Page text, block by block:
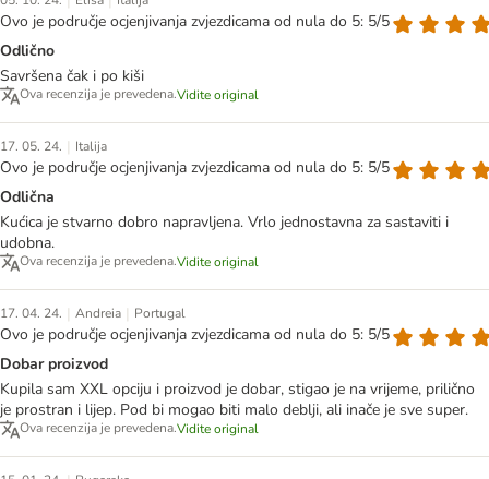
Ovo je područje ocjenjivanja zvjezdicama od nula do 5: 5/5
Odlično
Savršena čak i po kiši
Ova recenzija je prevedena.Vidite original
17. 05. 24. | Italija
Ovo je područje ocjenjivanja zvjezdicama od nula do 5: 5/5
Odlična
Kućica je stvarno dobro napravljena. Vrlo jednostavna za sastaviti i
udobna.
Ova recenzija je prevedena.Vidite original
17. 04. 24. | Andreia | Portugal
Ovo je područje ocjenjivanja zvjezdicama od nula do 5: 5/5
Dobar proizvod
Kupila sam XXL opciju i proizvod je dobar, stigao je na vrijeme, prilično
je prostran i lijep. Pod bi mogao biti malo deblji, ali inače je sve super.
Ova recenzija je prevedena.Vidite original